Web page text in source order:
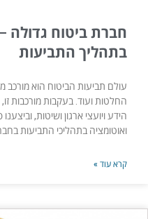
חברת ביטוח גדולה
בתהליך התביעות
עולם תביעות הביטוח הוא מורכב
הידע ויועצי ארגון ושיטות,
ואוטומציה בתהליכי התביעות
קרא עוד »